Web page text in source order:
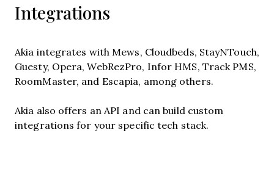
Integrations
Akia integrates with Mews, Cloudbeds, StayNTouch,
Guesty, Opera, WebRezPro, Infor HMS, Track PMS,
RoomMaster, and Escapia, among others.
Akia also offers an API and can build custom
integrations for your specific tech stack.